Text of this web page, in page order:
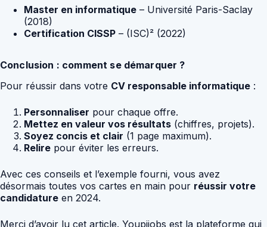
Master en informatique – Université Paris-Saclay
(2018)
Certification CISSP – (ISC)² (2022)
Conclusion : comment se démarquer ?
Pour réussir dans votre CV responsable informatique :
Personnaliser pour chaque offre.
Mettez en valeur vos résultats (chiffres, projets).
Soyez concis et clair (1 page maximum).
Relire pour éviter les erreurs.
Avec ces conseils et l’exemple fourni, vous avez
désormais toutes vos cartes en main pour réussir votre
candidature en 2024.
Merci d’avoir lu cet article. Youpijobs est la plateforme qui